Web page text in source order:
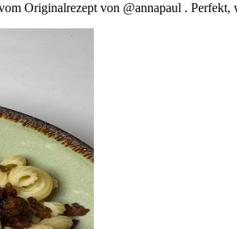
Originalrezept von @annapaul .